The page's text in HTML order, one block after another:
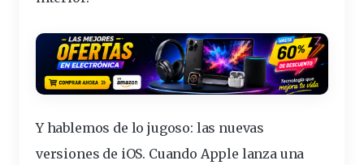
Y hablemos de lo jugoso: las nuevas
versiones de iOS. Cuando Apple lanza una